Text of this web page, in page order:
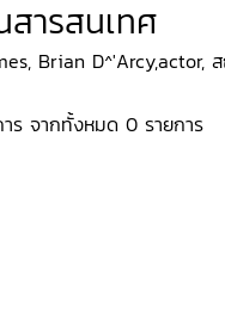
ารสนเทศ
Brian D^'Arcy,actor,
ร จากทั้งหมด 0 รายการ